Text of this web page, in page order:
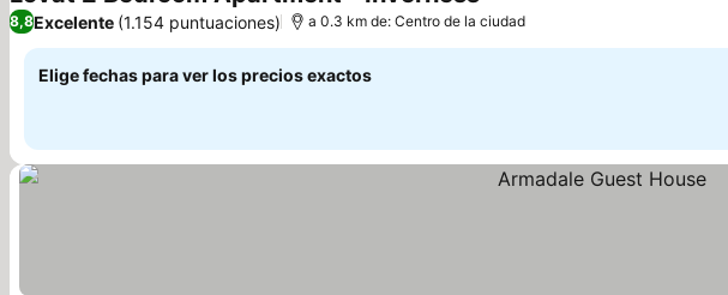
8,8Excelente (1.154 puntuaciones) a 0.3 km de: Centro de la ciudad
Elige fechas para ver los precios exactos